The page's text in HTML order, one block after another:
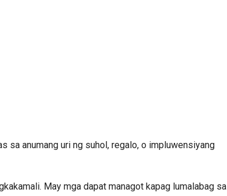
sa anumang uri ng suhol, regalo, o impluwensiyang
May mga dapat managot kapag lumalabag sa